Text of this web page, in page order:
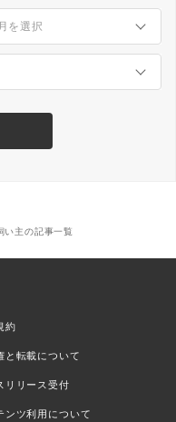
い主の記事一覧
約
と転載について
リリース受付
ンツ利用について